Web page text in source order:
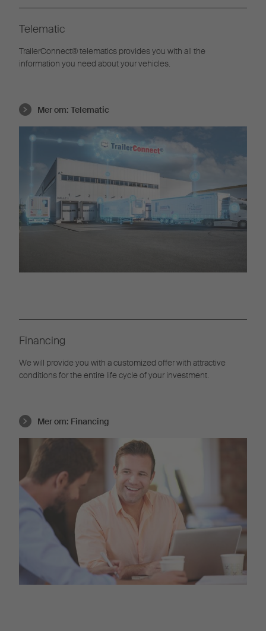
Telematic
TrailerConnect® telematics provides you with all the
information you need about your vehicles.
Mer om: Telematic
Financing
We will provide you with a customized offer with attractive
conditions for the entire life cycle of your investment.
Mer om: Financing